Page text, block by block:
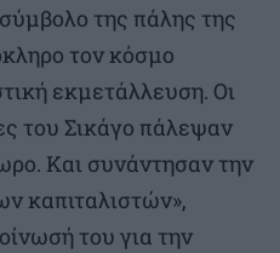
της πάλης της
τον κόσμο
εκμετάλλευση. Οι
του Σικάγο πάλεψαν
Και συνάντησαν την
καπιταλιστών»,
του για την